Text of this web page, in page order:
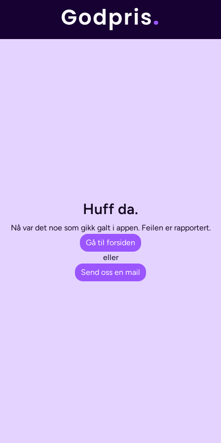
Huff da.
Nå var det noe som gikk galt i appen. Feilen er rapportert.
Gå til forsiden
eller
Send oss en mail